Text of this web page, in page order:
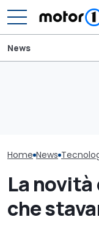
News
Home News
La novità
che